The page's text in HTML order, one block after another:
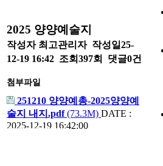
2025 양양예술지
작성자 최고관리자작성일25-
12-19 16:42 조회397회 댓글0건
첨부파일
251210 양양예총-2025양양예
술지 내지.pdf(73.3M) DATE :
2025-12-19 16:42:00